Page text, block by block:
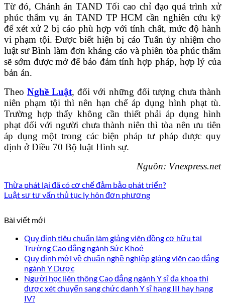
Từ đó, Chánh án TAND Tối cao chỉ đạo quá trình xử
phúc thẩm vụ án TAND TP HCM cần nghiên cứu kỹ
để xét xử 2 bị cáo phù hợp với tính chất, mức độ hành
vi phạm tội. Được biết hiện bị cáo Tuấn ủy nhiệm cho
luật sư Bình làm đơn kháng cáo và phiên tòa phúc thẩm
sẽ sớm được mở để bảo đảm tính hợp pháp, hợp lý của
bản án.
TheoNghề Luật, đối với những đối tượng chưa thành
niên phạm tội thì nên hạn chế áp dụng hình phạt tù.
Trường hợp thấy không cần thiết phải áp dụng hình
phạt đối với người chưa thành niên thì tòa nên ưu tiên
áp dụng một trong các biện pháp tư pháp được quy
định ở Điều 70 Bộ luật Hình sự.
Nguồn: Vnexpress.net
Thừa phát lại đã có cơ chế đảm bảo phát triển?
Luật sư tư vấn thủ tục ly hôn đơn phương
Bài viết mới
Quy định tiêu chuẩn làm giảng viên đồng cơ hữu tại
Trường Cao đẳng ngành Sức Khoẻ
Quy định mới về chuẩn nghề nghiệp giảng viên cao đẳng
ngành Y Dược
Người học liên thông Cao đẳng ngành Y sĩ đa khoa thì
được xét chuyển sang chức danh Y sĩ hạng III hay hạng
IV?